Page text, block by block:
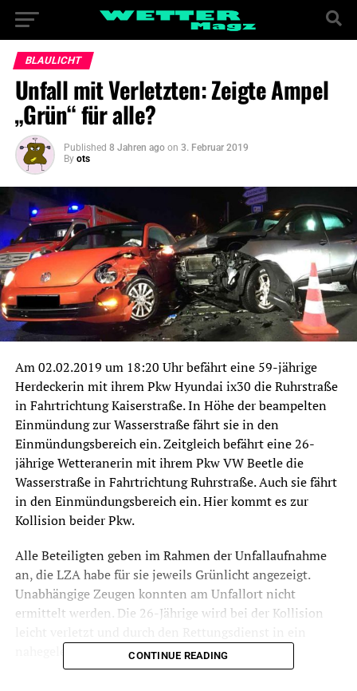
BLAULICHT
Unfall mit Verletzten: Zeigte Ampel
„Grün“ für alle?
Published 8 Jahren ago on 3. Februar 2019
By ots
Am 02.02.2019 um 18:20 Uhr befährt eine 59-jährige
Herdeckerin mit ihrem Pkw Hyundai ix30 die Ruhrstraße
in Fahrtrichtung Kaiserstraße. In Höhe der beampelten
Einmündung zur Wasserstraße fährt sie in den
Einmündungsbereich ein. Zeitgleich befährt eine 26-
jährige Wetteranerin mit ihrem Pkw VW Beetle die
Wasserstraße in Fahrtrichtung Ruhrstraße. Auch sie fährt
in den Einmündungsbereich ein. Hier kommt es zur
Kollision beider Pkw.
Alle Beteiligten geben im Rahmen der Unfallaufnahme
an, die LZA habe für sie jeweils Grünlicht angezeigt.
Unabhängige Zeugen konnten am Unfallort nicht
ermittelt werden. Die 26-Jährige wird bei der Kollision
nahegelegenes Krankenhaus eingeliefert.
CONTINUE READING